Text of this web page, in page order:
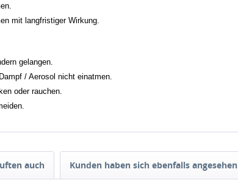
mit langfristiger Wirkung.
gelangen.
/ Aerosol nicht einatmen.
oder rauchen.
auch Kunden haben sich ebenfalls angesehen